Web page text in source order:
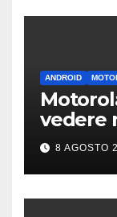
ANDROID
vedere
8 AGOSTO